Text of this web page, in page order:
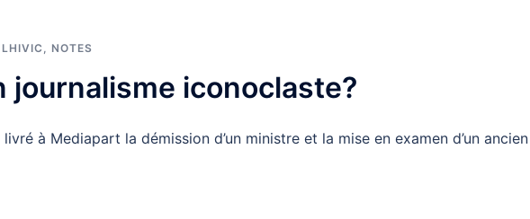
LHIVIC , NOTES
journalisme iconoclaste?
à Mediapart la démission d’un ministre et la mise en examen d’un ancien